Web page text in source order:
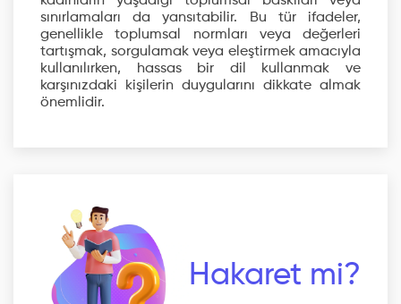
sınırlamaları da yansıtabilir. Bu tür ifadeler,
genellikle toplumsal normları veya değerleri
tartışmak, sorgulamak veya eleştirmek amacıyla
kullanılırken, hassas bir dil kullanmak ve
karşınızdaki kişilerin duygularını dikkate almak
önemlidir.
Hakaret mi?